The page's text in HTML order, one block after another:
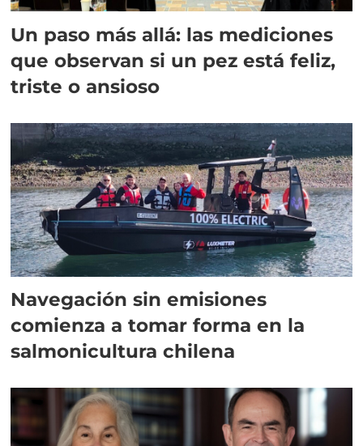
Un paso más allá: las mediciones
que observan si un pez está feliz,
triste o ansioso
Navegación sin emisiones
comienza a tomar forma en la
salmonicultura chilena